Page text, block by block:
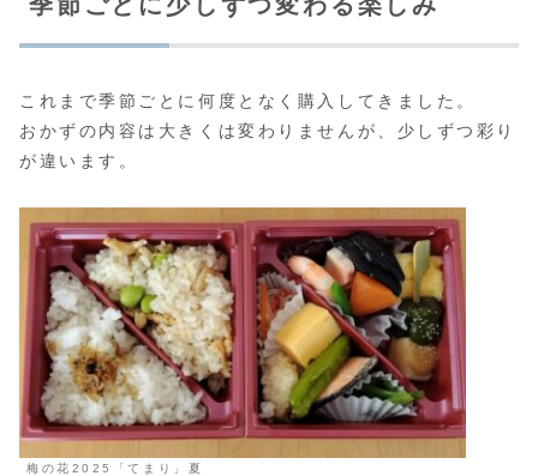
これまで季節ごとに何度となく購入してきました。
おかずの内容は大きくは変わりませんが、少しずつ彩り
が違います。
梅の花2025「てまり」夏